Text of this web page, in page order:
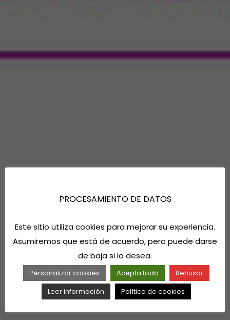
PROCESAMIENTO DE DATOS
Este sitio utiliza cookies para mejorar su experiencia.
Asumiremos que está de acuerdo, pero puede darse
de baja si lo desea.
Personalizar cookies Acepta todo
Rehusar
Leer información
Política de cookies